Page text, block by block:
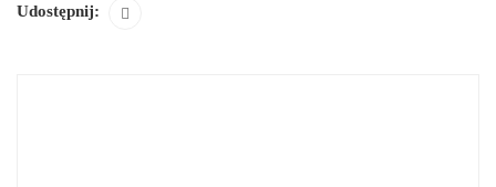
Udostępnij: